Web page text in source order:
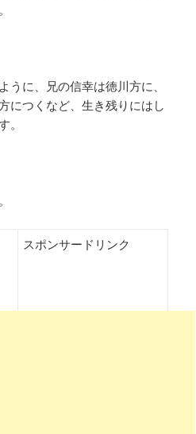
うに、兄の信幸は徳川方に、
につくなど、生き残りにはし
。
スポンサードリンク